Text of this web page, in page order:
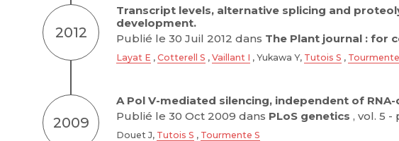
2012
Transcript levels, alternative splicing and
development.
Publié le 30 Juil 2012 dans The Plant journal : for
Layat E , Cotterell S , Vaillant I , Yukawa Y, Tutois S , Tourmente
2009
A Pol V-mediated silencing, independent of
Publié le 30 Oct 2009 dans PLoS genetics , vol. 5 -
Douet J, Tutois S , Tourmente S